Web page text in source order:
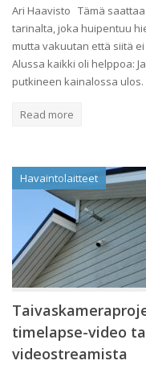
Ari Haavisto Tämä
tarinalta, joka huipentuu
mutta vakuutan että siitä
Alussa kaikki oli helppoa:
putkineen kainalossa
Read more
Havaintolaitteet
timelapse-video
videostreamista